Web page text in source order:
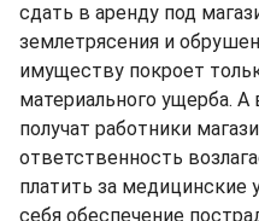
сдать в аренду под
землетрясения и
имуществу покроет
материального ущерба. А
получат работники
ответственность
платить за медицинские
себя обеспечение